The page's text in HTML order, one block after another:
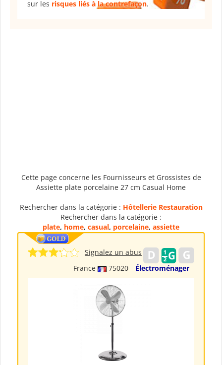
sur les risques liés à la contrefaçon.
Cette page concerne les Fournisseurs et Grossistes de
Assiette plate porcelaine 27 cm Casual Home
Rechercher dans la catégorie : Hôtellerie Restauration
Rechercher dans la catégorie :
plate, home, casual, porcelaine, assiette
France 75020 Électroménager
Signalez un abus